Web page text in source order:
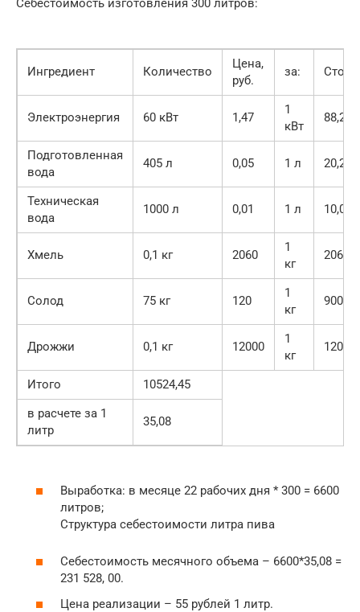
Ингредиент Количество
Цена,
руб.
за:
Электроэнергия 60 кВт 1,47
1
кВт
88,20
Подготовленная
вода
405 л 0,05 1 л 20,25
Техническая
вода
1000 л 0,01 1 л 10,00
Хмель 0,1 кг 2060
1
кг
206,00
Солод 75 кг 120
1
кг
Дрожжи 0,1 кг 12000
1
кг
Итого
10524,45
в расчете за 1
литр
35,08
Выработка: в месяце 22 рабочих дня * 300 = 6600
литров;
Структура себестоимости литра пива
Себестоимость месячного объема – 6600*35,08 =
231 528, 00.
Цена реализации – 55 рублей 1 литр.